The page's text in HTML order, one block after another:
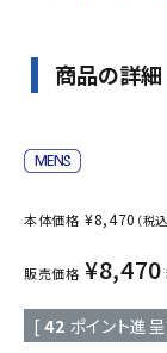
商品の詳細
本体価格 ¥8,470 （税込
販売価格 ¥8,470
[ 42 ポイント進